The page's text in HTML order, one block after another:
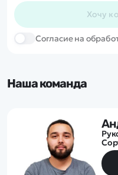
Хочу
Cогласие на
Наша команда